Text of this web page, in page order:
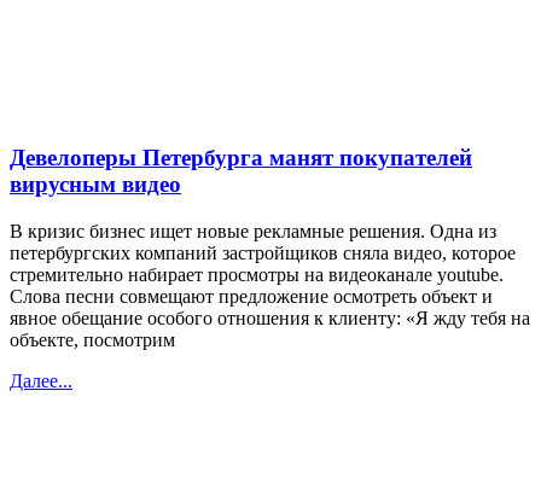
Девелоперы Петербурга манят покупателей
вирусным видео
В кризис бизнес ищет новые рекламные решения. Одна из
петербургских компаний застройщиков сняла видео, которое
стремительно набирает просмотры на видеоканале youtube.
Слова песни совмещают предложение осмотреть объект и
явное обещание особого отношения к клиенту: «Я жду тебя на
объекте, посмотрим
Далее...